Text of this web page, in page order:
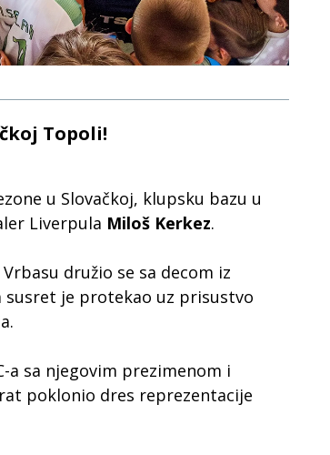
Topoli!
u Slovačkoj, klupsku bazu u
Liverpula Miloš Kerkez.
družio se sa decom iz
je protekao uz prisustvo
a sa njegovim prezimenom i
poklonio dres reprezentacije